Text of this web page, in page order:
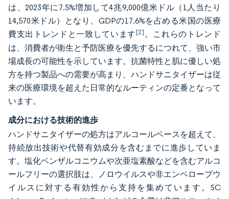
は、2023年に7.5%増加して4兆9,000億米ドル（1人当たり
14,570米ドル）となり、GDPの17.6%を占める米国の医療
費支出トレンドと一致しています[2]。これらのトレンド
は、消費者が衛生と予防医療を優先するにつれて、強い市
場成長の可能性を示しています。抗菌特性と肌に優しい処
方を持つ製品への需要が高まり、ハンドサニタイザーは従
来の医療環境を超えた日常的なルーティンの定番となって
います。
成分における技術的進歩
ハンドサニタイザーの処方はアルコールベースを超えて、
持続放出技術や代替有効成分を含むまでに進歩していま
す。塩化ベンザルコニウムや次亜塩素酸などを含むアルコ
ールフリーの選択肢は、ノロウイルスや非エンベロープウ
イルスに対する有効性から支持を集めています。SC